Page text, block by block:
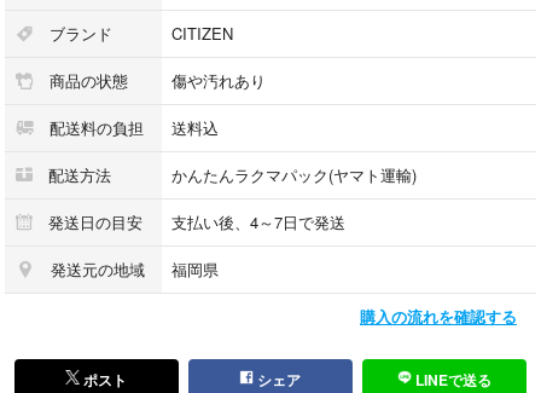
ブランド CITIZEN
商品の状態 傷や汚れあり
配送料の負担 送料込
配送方法 かんたんラクマパック(ヤマト運輸)
発送日の目安 支払い後、4～7日で発送
発送元の地域 福岡県
購入の流れを確認する
ポスト シェア LINEで送る